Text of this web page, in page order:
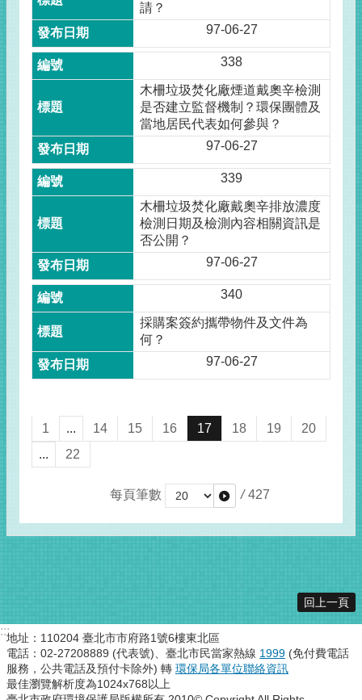
請？
97-06-27
338
木柵垃圾焚化廠煙道戴奧辛檢測
是否建立監督機制？環保團體及
當地居民代表如何參與？
97-06-27
339
木柵垃圾焚化廠戴奧辛排放濃度
檢測日期及檢測內容相關資訊是
否公開？
97-06-27
340
採購案簽約攜帶物件及文件為
何？
97-06-27
1 ... 14 15 16 17 18 19
20
...
22
每頁筆數 / 427
回上一頁
:::地址：110204 臺北市市府路1號6樓東北區
電話：02-27208889 (代表號)、臺北市民當家熱線 1999 (免付費電話
服務，公共電話及預付卡除外) 轉 環保局各單位聯絡資訊
最佳瀏覽解析度為1024x768以上